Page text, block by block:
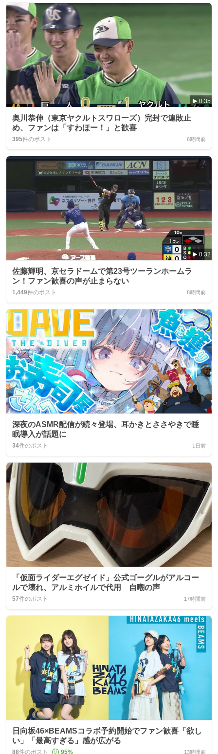
0:35
奥川恭伸（東京ヤクルトスワローズ）完封で連敗止
め、ファンは「すわほー！」と歓喜
395件のポスト 6時間前
0:32
佐藤輝明、京セラドームで第23号ツーランホームラ
ン！ファン歓喜の声が止まらない
1,449件のポスト 8時間前
深夜のASMR配信が続々登場、耳かきとささやきで睡
眠導入が話題に
34件のポスト 1日前
「仮面ライダーエグゼイド」公式ゴーグルがアルコー
ルで壊れ、アルミホイルで代用 自嘲の声
57件のポスト 17時間前
日向坂46×BEAMSコラボ予約開始でファン歓喜「欲し
い」「最高すぎる」感が広がる
88件のポスト 95% 13時間前